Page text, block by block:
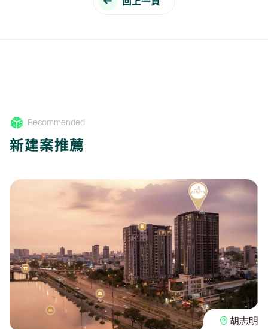
Recommended
新建案推薦
胡志明